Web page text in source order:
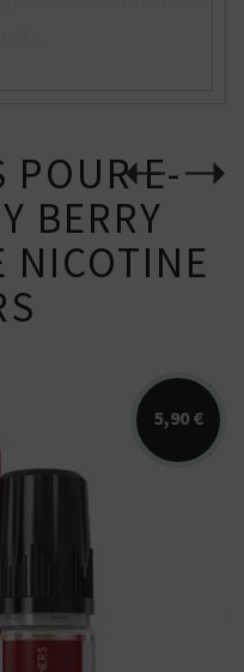
POUR E-
BERRY
NICOTINE
5,90 €